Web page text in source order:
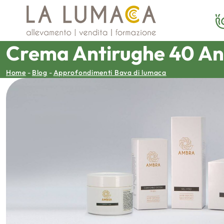
contenuto
Crema Antirughe 40
Home - Blog -Approfondimenti Bava di lumaca